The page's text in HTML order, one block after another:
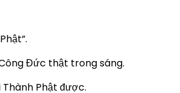
Đức thật trong sáng.
Phật được.